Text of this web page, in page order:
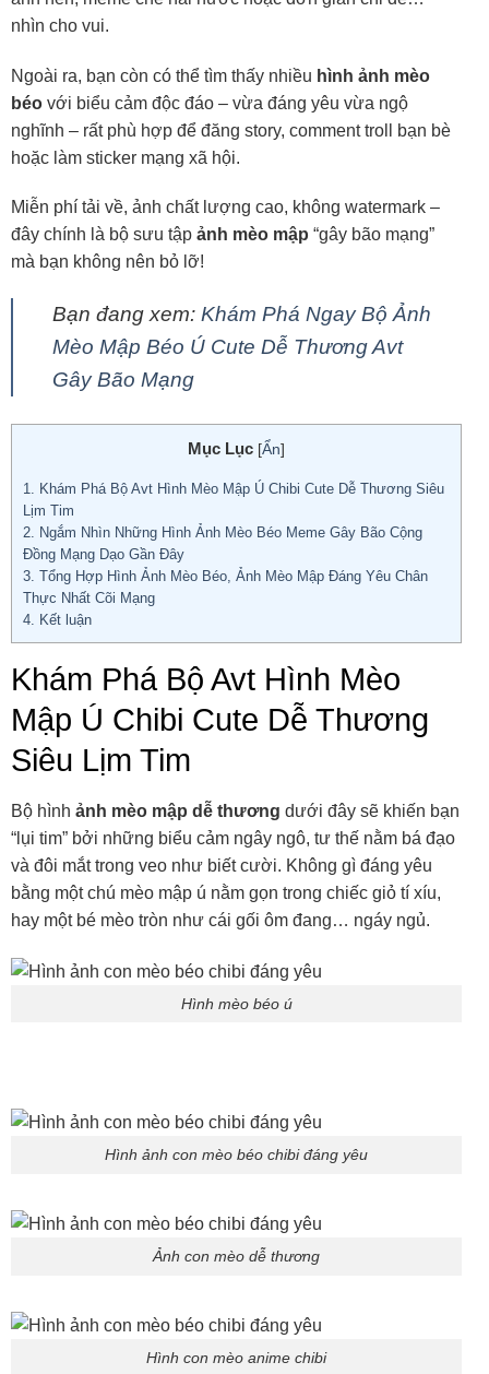
nhìn cho vui.
Ngoài ra, bạn còn có thể tìm thấy nhiều hình ảnh mèo
béo với biểu cảm độc đáo – vừa đáng yêu vừa ngộ
nghĩnh – rất phù hợp để đăng story, comment troll bạn bè
hoặc làm sticker mạng xã hội.
Miễn phí tải về, ảnh chất lượng cao, không watermark –
đây chính là bộ sưu tập ảnh mèo mập “gây bão mạng”
mà bạn không nên bỏ lỡ!
Bạn đang xem: Khám Phá Ngay Bộ Ảnh
Mèo Mập Béo Ú Cute Dễ Thương Avt
Gây Bão Mạng
Mục Lục [Ẩn]
1. Khám Phá Bộ Avt Hình Mèo Mập Ú Chibi Cute Dễ Thương Siêu
Lịm Tim
2. Ngắm Nhìn Những Hình Ảnh Mèo Béo Meme Gây Bão Cộng
Đồng Mạng Dạo Gần Đây
3. Tổng Hợp Hình Ảnh Mèo Béo, Ảnh Mèo Mập Đáng Yêu Chân
Thực Nhất Cõi Mạng
4. Kết luận
Khám Phá Bộ Avt Hình Mèo
Mập Ú Chibi Cute Dễ Thương
Siêu Lịm Tim
Bộ hình ảnh mèo mập dễ thương dưới đây sẽ khiến bạn
“lụi tim” bởi những biểu cảm ngây ngô, tư thế nằm bá đạo
và đôi mắt trong veo như biết cười. Không gì đáng yêu
bằng một chú mèo mập ú nằm gọn trong chiếc giỏ tí xíu,
hay một bé mèo tròn như cái gối ôm đang… ngáy ngủ.
Hình mèo béo ú
Hình ảnh con mèo béo chibi đáng yêu
Ảnh con mèo dễ thương
Hình con mèo anime chibi